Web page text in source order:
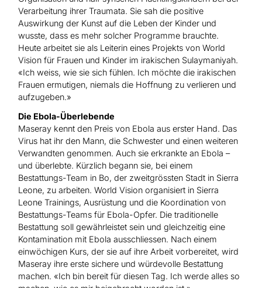
Verarbeitung ihrer Traumata. Sie sah die positive
Auswirkung der Kunst auf die Leben der Kinder und
wusste, dass es mehr solcher Programme brauchte.
Heute arbeitet sie als Leiterin eines Projekts von World
Vision für Frauen und Kinder im irakischen Sulaymaniyah.
«Ich weiss, wie sie sich fühlen. Ich möchte die irakischen
Frauen ermutigen, niemals die Hoffnung zu verlieren und
aufzugeben.»
Die Ebola-Überlebende
Maseray kennt den Preis von Ebola aus erster Hand. Das
Virus hat ihr den Mann, die Schwester und einen weiteren
Verwandten genommen. Auch sie erkrankte an Ebola –
und überlebte. Kürzlich begann sie, bei einem
Bestattungs-Team in Bo, der zweitgrössten Stadt in Sierra
Leone, zu arbeiten. World Vision organisiert in Sierra
Leone Trainings, Ausrüstung und die Koordination von
Bestattungs-Teams für Ebola-Opfer. Die traditionelle
Bestattung soll gewährleistet sein und gleichzeitig eine
Kontamination mit Ebola ausschliessen. Nach einem
einwöchigen Kurs, der sie auf ihre Arbeit vorbereitet, wird
Maseray ihre erste sichere und würdevolle Bestattung
machen. «Ich bin bereit für diesen Tag. Ich werde alles so